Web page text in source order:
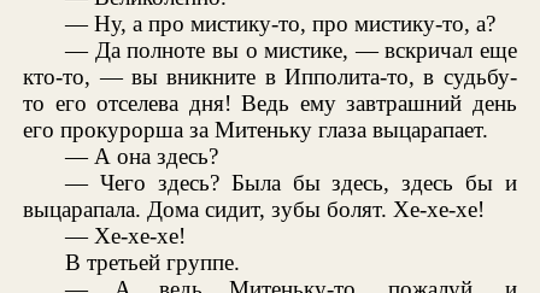
— Ну, а про мистику-то, про мистику-то, а?
— Да полноте вы о мистике, — вскричал еще
кто-то, — вы вникните в Ипполита-то, в судьбу-
то его отселева дня! Ведь ему завтрашний день
его прокурорша за Митеньку глаза выцарапает.
— А она здесь?
— Чего здесь? Была бы здесь, здесь бы и
выцарапала. Дома сидит, зубы болят. Хе-хе-хе!
— Хе-хе-хе!
В третьей группе.